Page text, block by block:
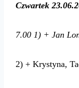
Czwartek
7.00 1) + Jan
2) + Krystyna,